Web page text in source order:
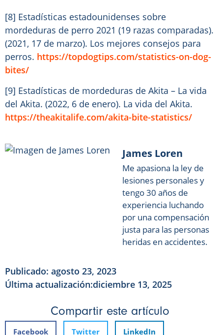
[8] Estadísticas estadounidenses sobre
mordeduras de perro 2021 (19 razas comparadas).
(2021, 17 de marzo). Los mejores consejos para
perros. https://topdogtips.com/statistics-on-dog-
bites/
[9] Estadísticas de mordeduras de Akita – La vida
del Akita. (2022, 6 de enero). La vida del Akita.
https://theakitalife.com/akita-bite-statistics/
James Loren
Me apasiona la ley de
lesiones personales y
tengo 30 años de
experiencia luchando
por una compensación
justa para las personas
heridas en accidentes.
Publicado: agosto 23, 2023
Última actualización:diciembre 13, 2025
Compartir este artículo
Facebook Twitter LinkedIn
4.
4. Doberman Pinscher
5.
5. Chow Chow
7. Malamute de Alaska
8. Bullmastiff
9.
9. Bulldog Americano